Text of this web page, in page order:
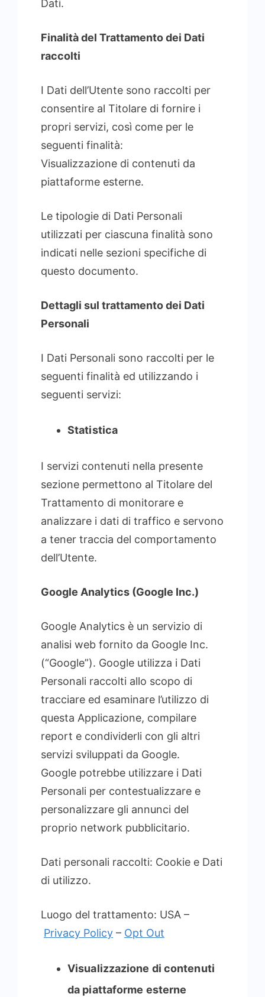
Dati.
Finalità del Trattamento dei Dati
raccolti
I Dati dell’Utente sono raccolti per
consentire al Titolare di fornire i
propri servizi, così come per le
seguenti finalità:
Visualizzazione di contenuti da
piattaforme esterne.
Le tipologie di Dati Personali
utilizzati per ciascuna finalità sono
indicati nelle sezioni specifiche di
questo documento.
Dettagli sul trattamento dei Dati
Personali
I Dati Personali sono raccolti per le
seguenti finalità ed utilizzando i
seguenti servizi:
Statistica
I servizi contenuti nella presente
sezione permettono al Titolare del
Trattamento di monitorare e
analizzare i dati di traffico e servono
a tener traccia del comportamento
dell’Utente.
Google Analytics (Google Inc.)
Google Analytics è un servizio di
analisi web fornito da Google Inc.
(“Google”). Google utilizza i Dati
Personali raccolti allo scopo di
tracciare ed esaminare l’utilizzo di
questa Applicazione, compilare
report e condividerli con gli altri
servizi sviluppati da Google.
Google potrebbe utilizzare i Dati
Personali per contestualizzare e
personalizzare gli annunci del
proprio network pubblicitario.
Dati personali raccolti: Cookie e Dati
di utilizzo.
Luogo del trattamento: USA –
Privacy Policy – Opt Out
Visualizzazione di contenuti
da piattaforme esterne